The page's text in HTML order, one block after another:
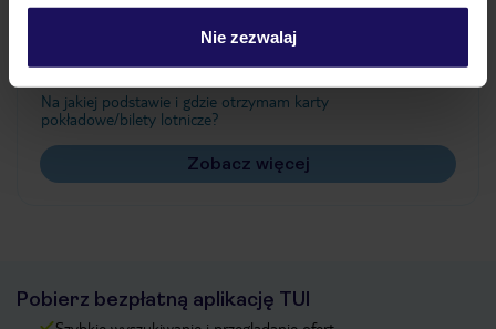
Nie zezwalaj
Często zadawane pytania
Jak zmienić uczestników/osobę zgłaszającą?
Czy w Hotelu będzie przedstawiciel TUI?
Na jakiej podstawie i gdzie otrzymam karty
pokładowe/bilety lotnicze?
Zobacz więcej
Pobierz bezpłatną aplikację TUI